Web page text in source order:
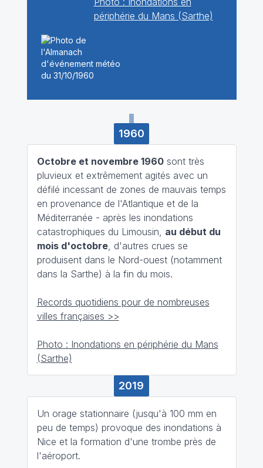
périphérie du Mans (Sarthe)
1960
Octobre et novembre 1960sont très
pluvieux et extrêmement agités avec un
défilé incessant de zones de mauvais temps
en provenance de l'Atlantique et de la
Méditerranée - après les inondations
catastrophiques du Limousin, au début du
mois d'octobre, d'autres crues se
produisent dans le Nord-ouest (notamment
dans la Sarthe) à la fin du mois.
Records quotidiens pour de nombreuses
villes françaises >>
Photo : Inondations en périphérie du Mans
(Sarthe)
2019
Un orage stationnaire (jusqu'à 100 mm en
peu de temps) provoque des inondations à
Nice et la formation d'une trombe près de
l'aéroport.